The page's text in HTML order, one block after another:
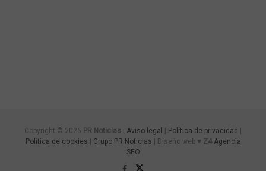
Copyright © 2026 PR Noticias Aviso legal Política de privacidad
Política de cookies
Grupo PR Noticias | Diseño web ♥ Z4 Agencia
SEO